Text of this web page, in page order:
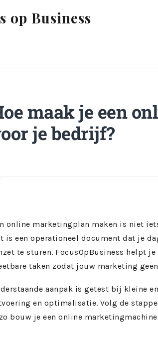
op Business
maak je een
je bedrijf?
online marketingplan maken is niet
is een operationeel document dat je
te sturen. FocusOpBusiness helpt
taken zodat jouw marketing
aanpak is getest bij kleine
en optimalisatie. Volg de
bouw je een online